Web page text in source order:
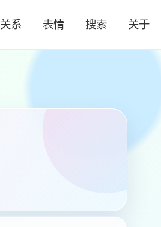
关系 表情 搜索 关于